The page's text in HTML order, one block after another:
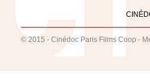
© 2015 - Cinédoc Paris Films Coop -